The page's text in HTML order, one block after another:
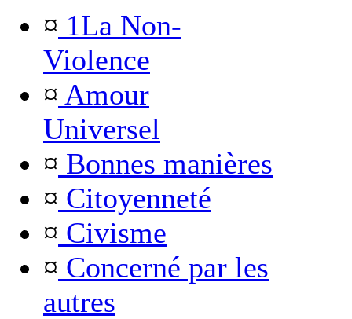
¤ 1La Non-
Violence
¤ Amour
Universel
¤ Bonnes manières
¤ Citoyenneté
¤ Civisme
¤ Concerné par les
autres